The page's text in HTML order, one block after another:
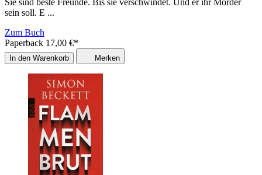
Sie sind beste Freunde. Bis sie verschwindet. Und er ihr Mörder
sein soll. E ...
Zum Buch
Paperback 17,00 €*
In den Warenkorb Merken